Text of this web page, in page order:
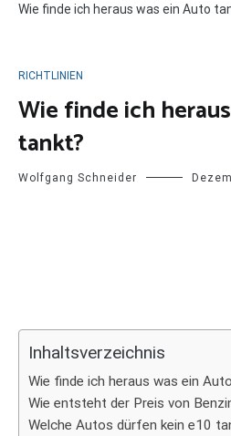
Wie finde ich heraus was ein Auto
RICHTLINIEN
Wie finde ich
tankt?
Wolfgang Schneider
Inhaltsverzeichnis
Wie finde ich heraus was ein
Wie entsteht der Preis von
Welche Autos dürfen kein e10